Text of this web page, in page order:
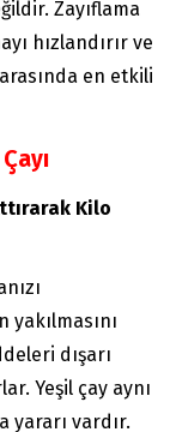
Zayıflama
hızlandırır ve
en etkili
Kilo
yakılmasını
dışarı
Yeşil çay aynı
yararı vardır.